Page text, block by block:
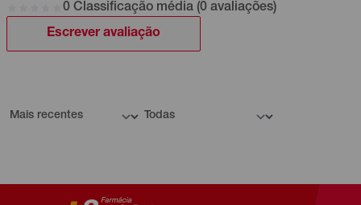
0 Classificação média (0 avaliações)
Escrever avaliação